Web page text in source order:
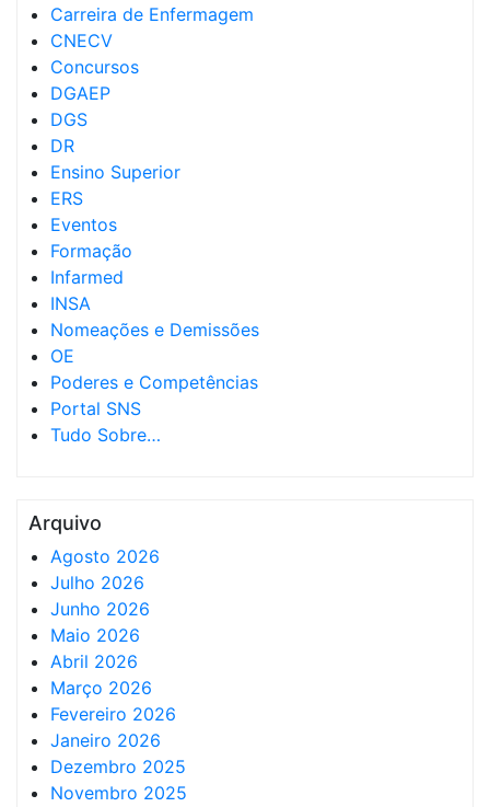
Carreira de Enfermagem
CNECV
Concursos
DGAEP
DGS
DR
Ensino Superior
ERS
Eventos
Formação
Infarmed
INSA
Nomeações e Demissões
OE
Poderes e Competências
Portal SNS
Tudo Sobre…
Arquivo
Agosto 2026
Julho 2026
Junho 2026
Maio 2026
Abril 2026
Março 2026
Fevereiro 2026
Janeiro 2026
Dezembro 2025
Novembro 2025